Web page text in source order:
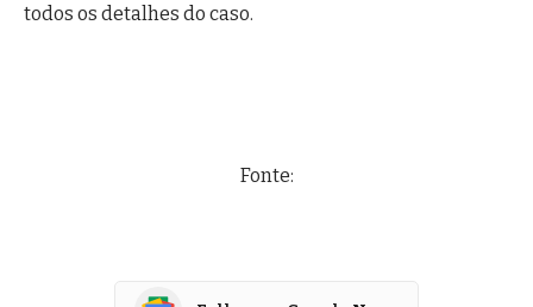
todos os detalhes do caso.
Fonte: